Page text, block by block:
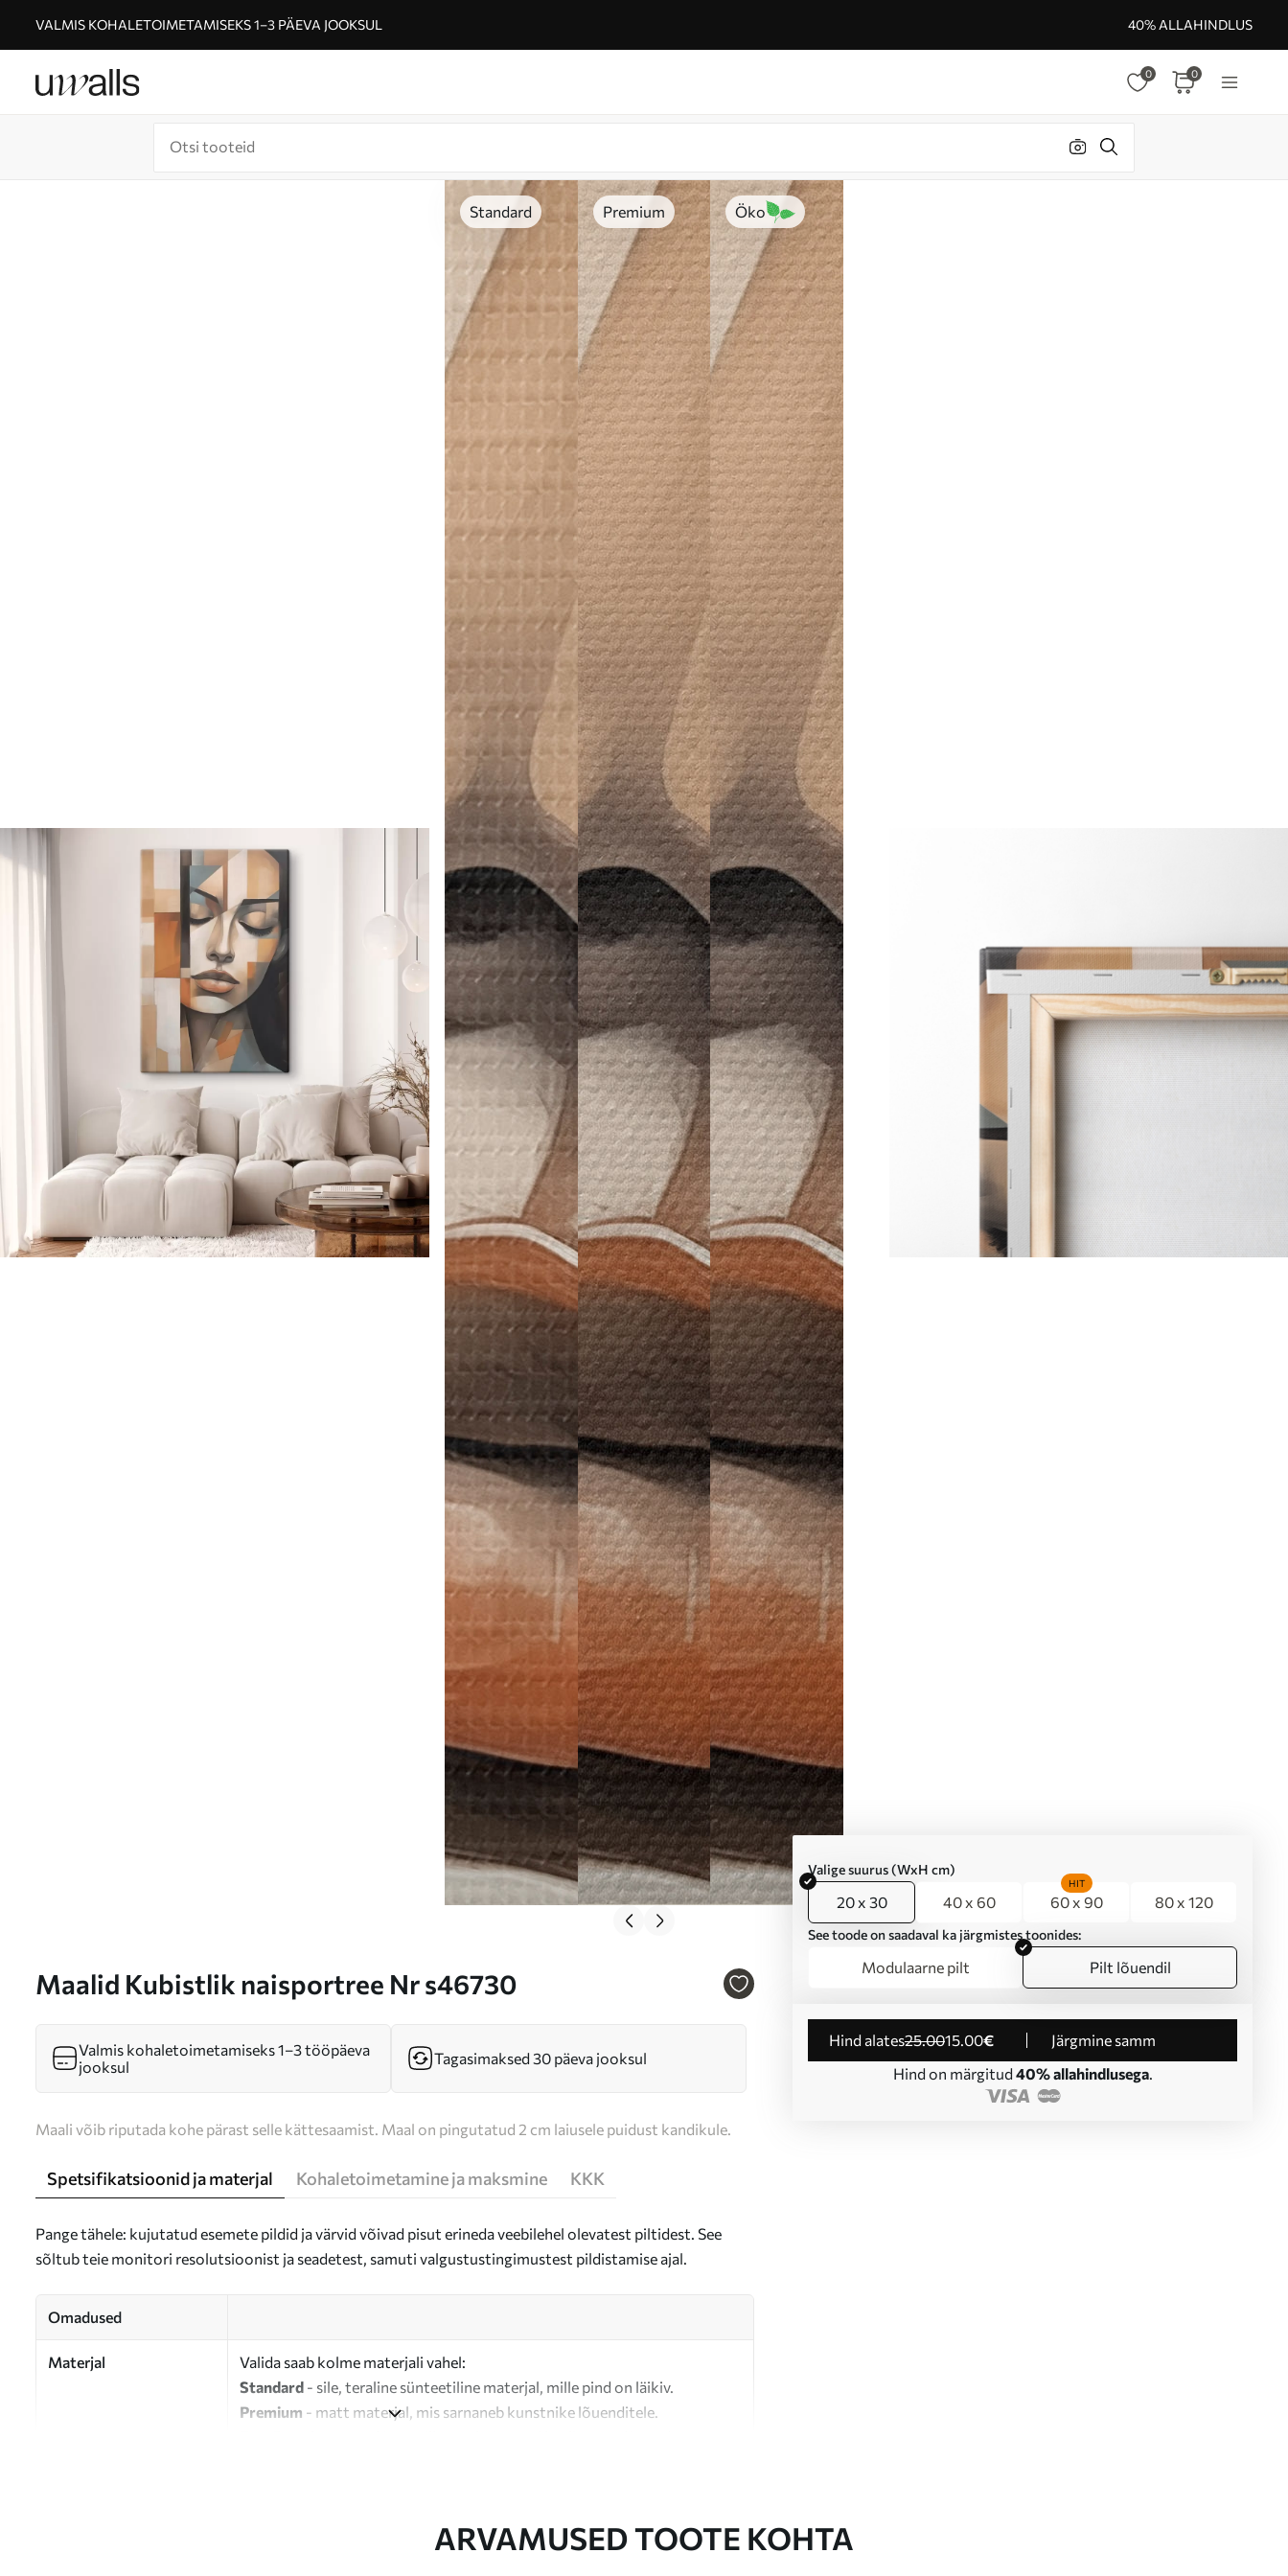
VALMIS KOHALETOIMETAMISEKS 1–3 PÄEVA JOOKSUL 40% ALLAHINDLUS
0 0
Standard Premium Öko
Maalid Kubistlik naisportree Nr s46730
Valige suurus (WxH cm)
20 x 30 40 x 60 60 x 90
HIT
80 x 120
See toode on saadaval ka järgmistes toonides:
Modulaarne pilt Pilt lõuendil
Hind alates25.0015.00€
Järgmine samm
Hind on märgitud 40% allahindlusega.
Valmis kohaletoimetamiseks 1–3 tööpäeva
jooksul
Tagasimaksed 30 päeva jooksul
Maali võib riputada kohe pärast selle kättesaamist. Maal on pingutatud 2 cm laiusele puidust kandikule.
Spetsifikatsioonid ja materjal Kohaletoimetamine ja maksmine KKK
Pange tähele: kujutatud esemete pildid ja värvid võivad pisut erineda veebilehel olevatest piltidest. See
sõltub teie monitori resolutsioonist ja seadetest, samuti valgustustingimustest pildistamise ajal.
Omadused
Materjal
Valida saab kolme materjali vahel:
Standard - sile, teraline sünteetiline materjal, mille pind on läikiv.
Premium - matt materjal, mis sarnaneb kunstnike lõuenditele.
ARVAMUSED TOOTE KOHTA